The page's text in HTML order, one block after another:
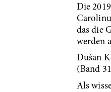
Die
das die
werden
Dušan
(Band
Als